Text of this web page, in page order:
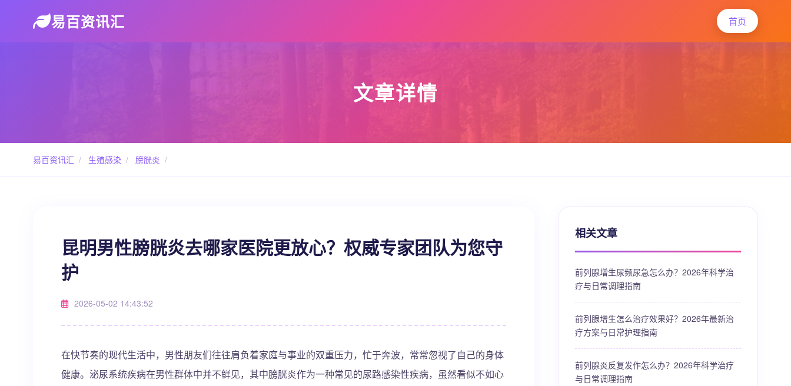
易百资讯汇 首页
文章详情
易百资讯汇 / 生殖感染 / 膀胱炎 /
昆明男性膀胱炎去哪家医院更放心？权威专家团队为您守
护
2026-05-02 14:43:52
在快节奏的现代生活中，男性朋友们往往肩负着家庭与事业的双重压力，忙于奔波，常常忽视了自己的身体
健康。泌尿系统疾病在男性群体中并不鲜见，其中膀胱炎作为一种常见的尿路感染性疾病，虽然看似不如心
相关文章
前列腺增生尿频尿急怎么办？2026年科学治
疗与日常调理指南
前列腺增生怎么治疗效果好？2026年最新治
疗方案与日常护理指南
前列腺炎反复发作怎么办？2026年科学治疗
与日常调理指南